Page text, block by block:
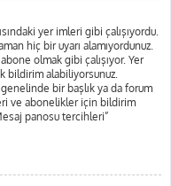
yer imleri gibi çalışıyordu.
hiç bir uyarı alamıyordunuz.
olmak gibi çalışıyor. Yer
bildirim alabiliyorsunuz.
bir başlık ya da forum
ve abonelikler için bildirim
panosu tercihleri”